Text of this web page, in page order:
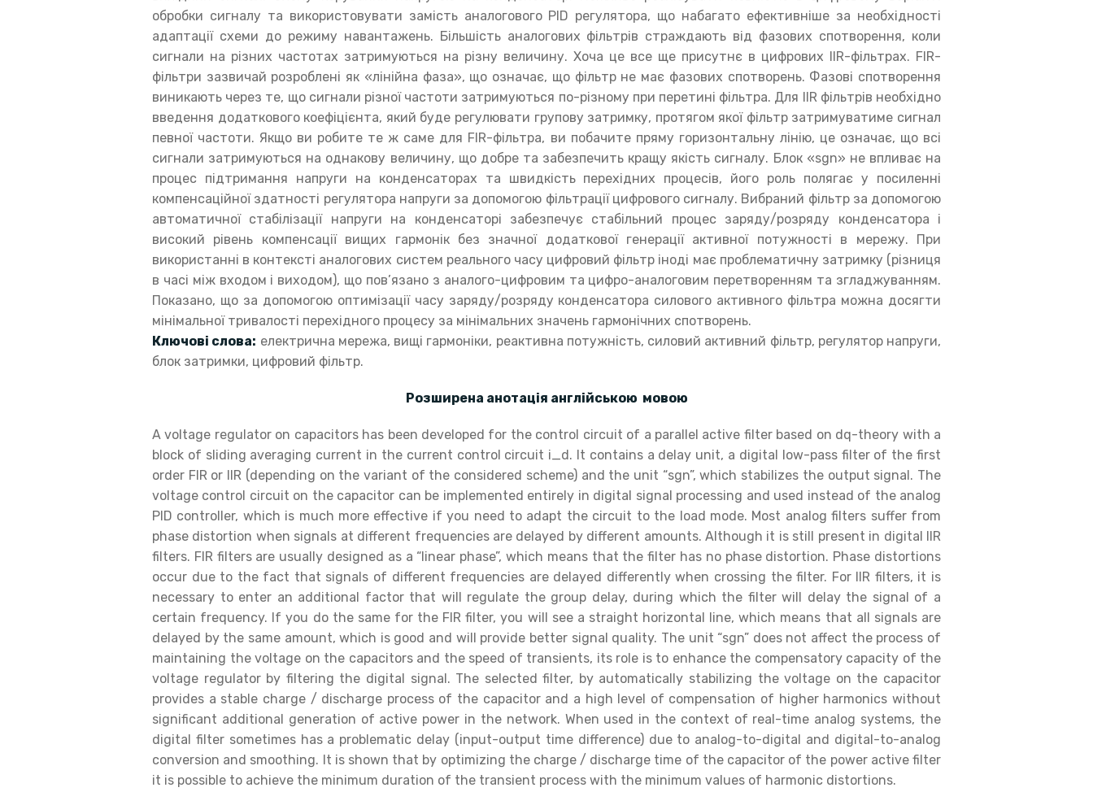
обробки сигналу та використовувати замість аналогового PID регулятора, що набагато ефективніше за необхідності
адаптації схеми до режиму навантажень. Більшість аналогових фільтрів страждають від фазових спотворення, коли
сигнали на різних частотах затримуються на різну величину. Хоча це все ще присутнє в цифрових IIR-фільтрах. FIR-
фільтри зазвичай розроблені як «лінійна фаза», що означає, що фільтр не має фазових спотворень. Фазові спотворення
виникають через те, що сигнали різної частоти затримуються по-різному при перетині фільтра. Для IIR фільтрів необхідно
введення додаткового коефіцієнта, який буде регулювати групову затримку, протягом якої фільтр затримуватиме сигнал
певної частоти. Якщо ви робите те ж саме для FIR-фільтра, ви побачите пряму горизонтальну лінію, це означає, що всі
сигнали затримуються на однакову величину, що добре та забезпечить кращу якість сигналу. Блок «sgn» не впливає на
процес підтримання напруги на конденсаторах та швидкість перехідних процесів, його роль полягає у посиленні
компенсаційної здатності регулятора напруги за допомогою фільтрації цифрового сигналу. Вибраний фільтр за допомогою
автоматичної стабілізації напруги на конденсаторі забезпечує стабільний процес заряду/розряду конденсатора і
високий рівень компенсації вищих гармонік без значної додаткової генерації активної потужності в мережу. При
використанні в контексті аналогових систем реального часу цифровий фільтр іноді має проблематичну затримку (різниця
в часі між входом і виходом), що пов’язано з аналого-цифровим та цифро-аналоговим перетворенням та згладжуванням.
Показано, що за допомогою оптимізації часу заряду/розряду конденсатора силового активного фільтра можна досягти
мінімальної тривалості перехідного процесу за мінімальних значень гармонічних спотворень.
Ключові слова: електрична мережа, вищі гармоніки, реактивна потужність, силовий активний фільтр, регулятор напруги,
блок затримки, цифровий фільтр.
Розширена анотація англійською мовою
A voltage regulator on capacitors has been developed for the control circuit of a parallel active filter based on dq-theory with a
block of sliding averaging current in the current control circuit i_d. It contains a delay unit, a digital low-pass filter of the first
order FIR or IIR (depending on the variant of the considered scheme) and the unit “sgn”, which stabilizes the output signal. The
voltage control circuit on the capacitor can be implemented entirely in digital signal processing and used instead of the analog
PID controller, which is much more effective if you need to adapt the circuit to the load mode. Most analog filters suffer from
phase distortion when signals at different frequencies are delayed by different amounts. Although it is still present in digital IIR
filters. FIR filters are usually designed as a “linear phase”, which means that the filter has no phase distortion. Phase distortions
occur due to the fact that signals of different frequencies are delayed differently when crossing the filter. For IIR filters, it is
necessary to enter an additional factor that will regulate the group delay, during which the filter will delay the signal of a
certain frequency. If you do the same for the FIR filter, you will see a straight horizontal line, which means that all signals are
delayed by the same amount, which is good and will provide better signal quality. The unit “sgn” does not affect the process of
maintaining the voltage on the capacitors and the speed of transients, its role is to enhance the compensatory capacity of the
voltage regulator by filtering the digital signal. The selected filter, by automatically stabilizing the voltage on the capacitor
provides a stable charge / discharge process of the capacitor and a high level of compensation of higher harmonics without
significant additional generation of active power in the network. When used in the context of real-time analog systems, the
digital filter sometimes has a problematic delay (input-output time difference) due to analog-to-digital and digital-to-analog
conversion and smoothing. It is shown that by optimizing the charge / discharge time of the capacitor of the power active filter
it is possible to achieve the minimum duration of the transient process with the minimum values of harmonic distortions.